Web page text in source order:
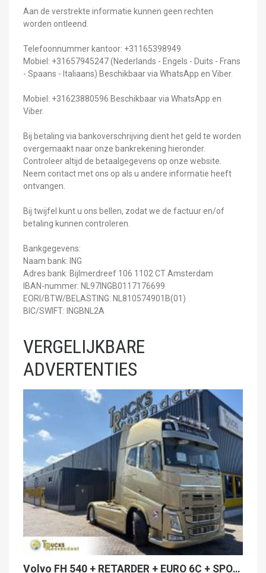
Aan de verstrekte informatie kunnen geen rechten
worden ontleend.
Telefoonnummer kantoor: +31165398949
Mobiel: +31657945247 (Nederlands - Engels - Duits - Frans
- Spaans - Italiaans) Beschikbaar via WhatsApp en Viber.
Mobiel: +31623880596 Beschikbaar via WhatsApp en
Viber.
Bij betaling via bankoverschrijving dient het geld te worden
overgemaakt naar onze bankrekening hieronder.
Controleer altijd de betaalgegevens op onze website.
Neem contact met ons op als u andere informatie heeft
ontvangen.
Bij twijfel kunt u ons bellen, zodat we de factuur en/of
betaling kunnen controleren.
Bankgegevens:
Naam bank: ING
Adres bank: Bijlmerdreef 106 1102 CT Amsterdam
IBAN-nummer: NL97INGB0117176699
EORI/BTW/BELASTING: NL810574901B(01)
BIC/SWIFT: INGBNL2A
VERGELIJKBARE
ADVERTENTIES
Volvo FH 540 + RETARDER + EURO 6C + SPOILERS + ALUMINUM WHEELS